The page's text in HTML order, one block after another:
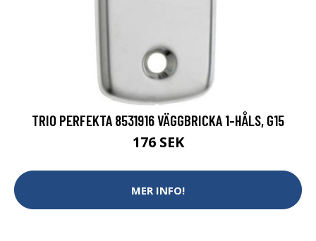
TRIO PERFEKTA 8531916 VÄGGBRICKA 1-HÅLS, G15
176 SEK
MER INFO!